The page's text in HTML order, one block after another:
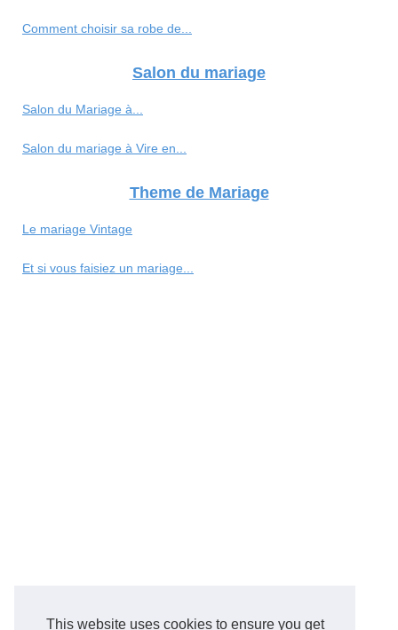
This website uses cookies to ensure you get
Comment choisir sa robe de...
Salon du mariage
Salon du Mariage à...
Salon du mariage à Vire en...
Theme de Mariage
Le mariage Vintage
Et si vous faisiez un mariage...